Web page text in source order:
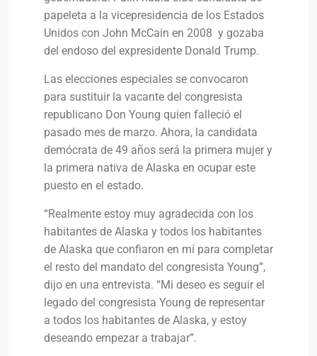
papeleta a la vicepresidencia de los Estados
Unidos con John McCain en 2008 y gozaba
del endoso del expresidente Donald Trump.
Las elecciones especiales se convocaron
para sustituir la vacante del congresista
republicano Don Young quien falleció el
pasado mes de marzo. Ahora, la candidata
demócrata de 49 años será la primera mujer y
la primera nativa de Alaska en ocupar este
puesto en el estado.
“Realmente estoy muy agradecida con los
habitantes de Alaska y todos los habitantes
de Alaska que confiaron en mí para completar
el resto del mandato del congresista Young”,
dijo en una entrevista. “Mi deseo es seguir el
legado del congresista Young de representar
a todos los habitantes de Alaska, y estoy
deseando empezar a trabajar”.